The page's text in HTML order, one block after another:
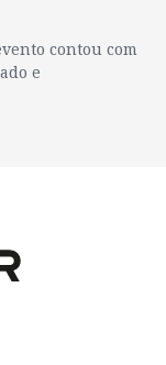
contou com
e